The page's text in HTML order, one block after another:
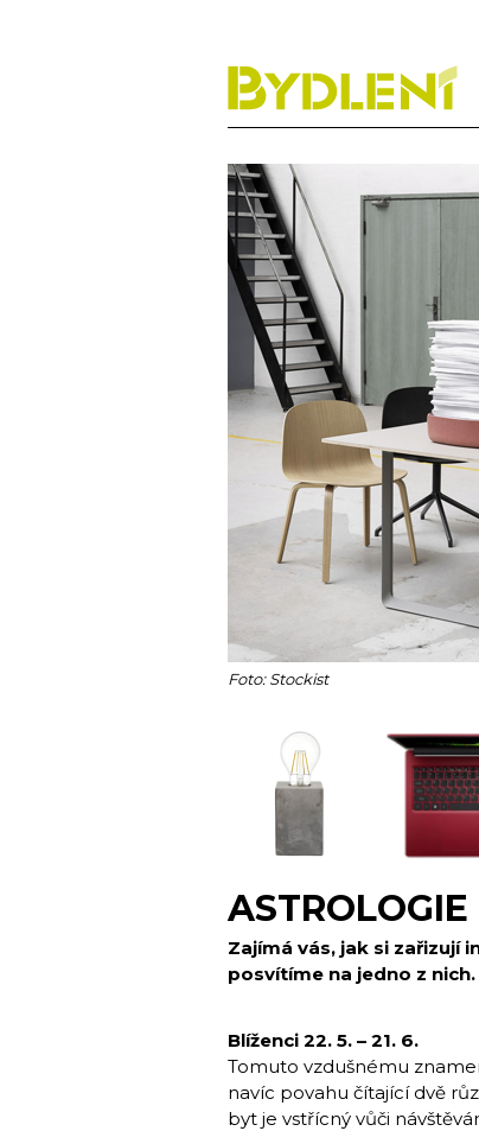
Foto: Stockist
Zajímá vás, jak si zařizují
posvítíme na jedno z nich.
Blíženci 22. 5. – 21. 6.
Tomuto vzdušnému
navíc povahu čítající dvě
byt je vstřícný vůči